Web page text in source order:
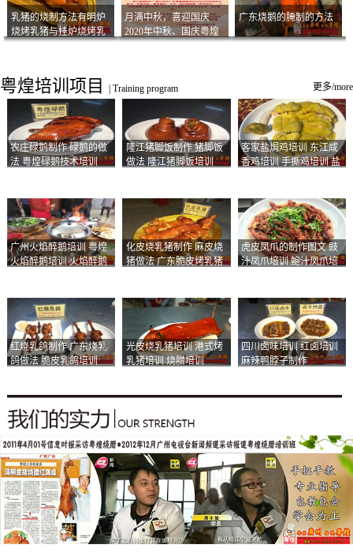
乳猪的烧制方法有明炉
烧烤乳猪与挂炉烧烤乳
月满中秋，喜迎国庆
2020年中秋、国庆粤煌
广东烧鹅的腌制的方法
粤煌培训项目 Training program 更多/more
农庄碌鹅制作 碌鹅的做
法 粤煌碌鹅技术培训
隆江猪脚饭制作 猪脚饭
做法 隆江猪脚饭培训
客家盐焗鸡培训 东江咸
香鸡培训 手撕鸡培训 盐
广州火焰醉鹅培训 粤煌
火焰醉鹅培训 火焰醉鹅
化皮烧乳猪制作 麻皮烧
猪做法 广东脆皮烤乳猪
虎皮凤爪的制作图文 豉
汁凤爪培训 鲍汁凤爪培
红烧乳鸽制作 广东烧乳
鸽做法 脆皮乳鸽培训
光皮烧乳猪培训 港式烤
乳猪培训 烧腊培训
四川卤味培训 红卤培训
麻辣鸭脖子制作